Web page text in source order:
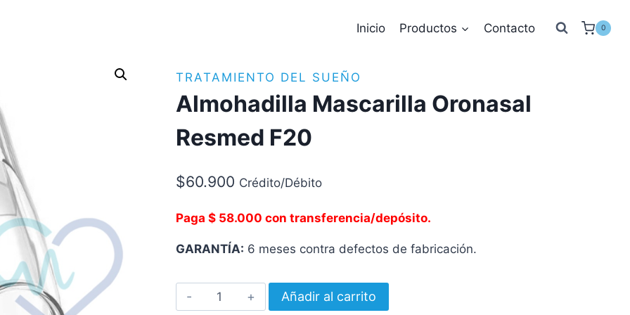
Inicio Productos Contacto 0
TRATAMIENTO DEL SUEÑO
Almohadilla Mascarilla Oronasal
Resmed F20
$60.900 Crédito/Débito
Paga $ 58.000 con transferencia/depósito.
GARANTÍA: 6 meses contra defectos de fabricación.
Almohadilla
Mascarilla
Añadir al carrito